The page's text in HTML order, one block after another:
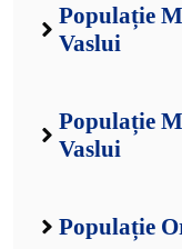
Populație
Vaslui
Populație
Vaslui
Populație